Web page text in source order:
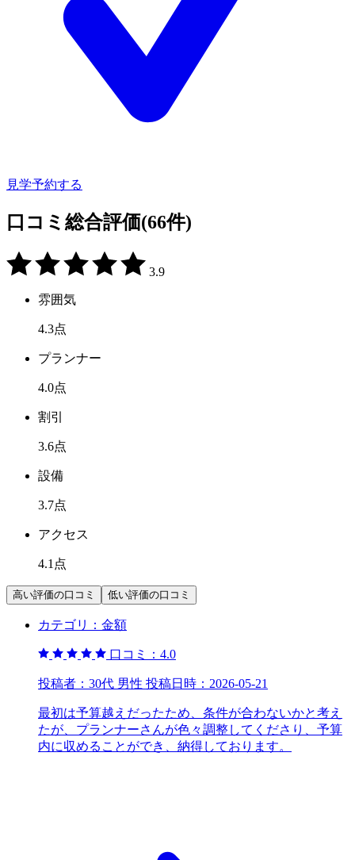
見学予約する
口コミ総合評価(66件)
3.9
雰囲気
4.3点
プランナー
4.0点
割引
3.6点
設備
3.7点
アクセス
4.1 点
高い評価の口コミ 低い評価の口コミ
カテゴリ： 金額
口コミ： 4.0
投稿者： 30代 男性 投稿日時： 2026-05-21
最初は予算越えだったため、条件が合わないかと考え
たが、プランナーさんが色々調整してくださり、予算
内に収めることができ、納得しております。